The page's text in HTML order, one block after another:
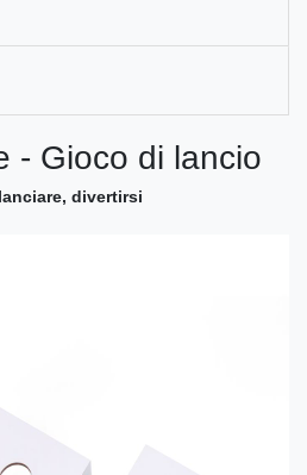
- Gioco di lancio
divertirsi